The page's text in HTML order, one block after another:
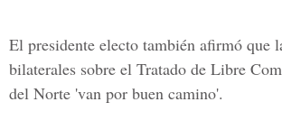
El presidente electo también afirmó que
bilaterales sobre el Tratado de Libre
del Norte 'van por buen camino'.